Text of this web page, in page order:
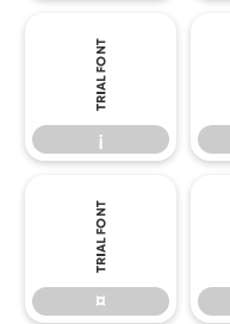
¡
¡
¤
¤